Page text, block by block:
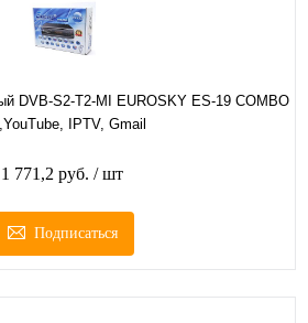
DVB-S2-T2-MI EUROSKY ES-19 COMBO
IPTV, Gmail
1 771,2 руб. / шт
Подписаться